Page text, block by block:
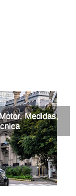
Medidas,